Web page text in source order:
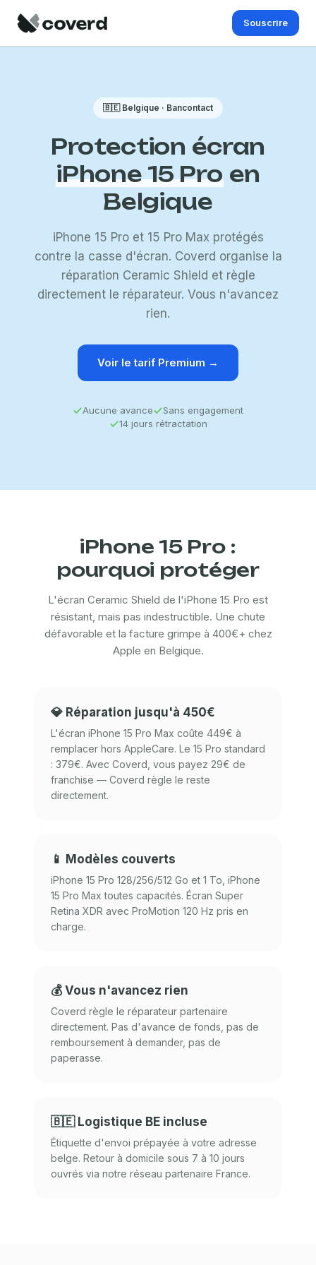
Souscrire
🇧🇪 Belgique · Bancontact
Protection écran
iPhone 15 Pro en
Belgique
iPhone 15 Pro et 15 Pro Max protégés
contre la casse d'écran. Coverd organise la
réparation Ceramic Shield et règle
directement le réparateur. Vous n'avancez
rien.
Voir le tarif Premium →
Aucune avance
Sans engagement
14 jours rétractation
iPhone 15 Pro :
pourquoi protéger
L'écran Ceramic Shield de l'iPhone 15 Pro est
résistant, mais pas indestructible. Une chute
défavorable et la facture grimpe à 400€+ chez
Apple en Belgique.
💎 Réparation jusqu'à 450€
L'écran iPhone 15 Pro Max coûte 449€ à
remplacer hors AppleCare. Le 15 Pro standard
: 379€. Avec Coverd, vous payez 29€ de
franchise — Coverd règle le reste
directement.
📱 Modèles couverts
iPhone 15 Pro 128/256/512 Go et 1 To, iPhone
15 Pro Max toutes capacités. Écran Super
Retina XDR avec ProMotion 120 Hz pris en
charge.
💰 Vous n'avancez rien
Coverd règle le réparateur partenaire
directement. Pas d'avance de fonds, pas de
remboursement à demander, pas de
paperasse.
🇧🇪 Logistique BE incluse
Étiquette d'envoi prépayée à votre adresse
belge. Retour à domicile sous 7 à 10 jours
ouvrés via notre réseau partenaire France.